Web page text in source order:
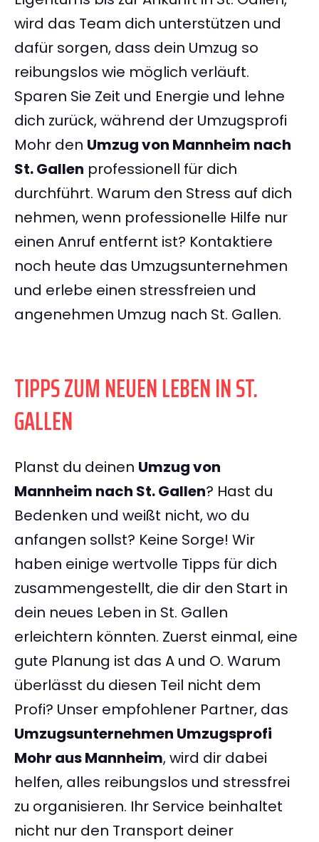
wird das Team dich unterstützen und
dafür sorgen, dass dein Umzug so
reibungslos wie möglich verläuft.
Sparen Sie Zeit und Energie und lehne
dich zurück, während der Umzugsprofi
Mohr den Umzug von Mannheim nach
St. Gallen professionell für dich
durchführt. Warum den Stress auf dich
nehmen, wenn professionelle Hilfe nur
einen Anruf entfernt ist? Kontaktiere
noch heute das Umzugsunternehmen
und erlebe einen stressfreien und
angenehmen Umzug nach St. Gallen.
TIPPS ZUM NEUEN LEBEN IN ST.
GALLEN
Planst du deinen Umzug von
Mannheim nach St. Gallen? Hast du
Bedenken und weißt nicht, wo du
anfangen sollst? Keine Sorge! Wir
haben einige wertvolle Tipps für dich
zusammengestellt, die dir den Start in
dein neues Leben in St. Gallen
erleichtern könnten. Zuerst einmal, eine
gute Planung ist das A und O. Warum
überlässt du diesen Teil nicht dem
Profi? Unser empfohlener Partner, das
Umzugsunternehmen Umzugsprofi
Mohr aus Mannheim, wird dir dabei
helfen, alles reibungslos und stressfrei
zu organisieren. Ihr Service beinhaltet
nicht nur den Transport deiner